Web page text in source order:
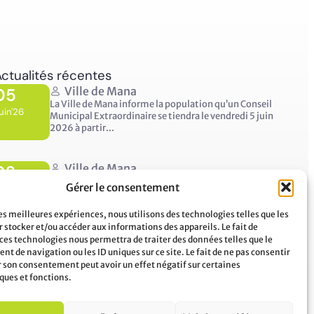
Gérer le consentement
meilleures expériences, nous utilisons des technologies telles que les
stocker et/ou accéder aux informations des appareils. Le fait de
technologies nous permettra de traiter des données telles que le
de navigation ou les ID uniques sur ce site. Le fait de ne pas consentir
son consentement peut avoir un effet négatif sur certaines
et fonctions.
récentes
Ville de Mana
La Ville de Mana informe la population qu’un Conseil
Municipal Extraordinaire se tiendra le vendredi 5 juin
2026 à partir...
Ville de Mana
COMMUNIQUÉ A LA POPULATION Panne des réseaux
Orange sur le territoire de Mana